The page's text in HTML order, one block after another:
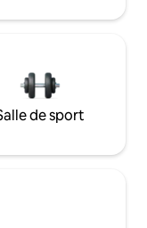
de sport